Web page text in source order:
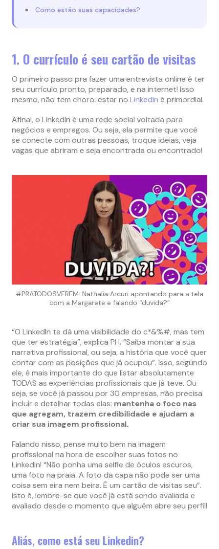
Como estão suas capacidades?
1. O currículo é seu cartão de visitas
O primeiro passo pra fazer uma entrevista online é ter
seu currículo pronto, preparado, e na internet! Isso
mesmo, não tem choro: estar no LinkedIn é primordial.
Afinal, o LinkedIn é uma rede social voltada para
negócios e empregos. Ou seja, ela permite que você
se conecte com outras pessoas, troque ideias, veja
vagas que abriram e seja encontrada ou encontrado!
#PRATODOSVEREM: Nathalia Arcuri apontando para a tela
com a Margarete e falando “duvida?”
“O LinkedIn te dá uma visibilidade do c*&%#, mas tem
que ter estratégia”, explica PH. “Saiba montar a sua
narrativa profissional, ou seja, a história que você quer
contar com as posições que já ocupou”. Isso, segundo
ele, é mais importante do que listar absolutamente
TODAS as experiências profissionais que já teve. Ou
seja, se você já passou por 30 empresas, não precisa
incluir e detalhar todas elas: mantenha o foco nas
que agregam, trazem credibilidade e ajudam a
criar sua imagem profissional.
Falando nisso, pense muito bem na imagem
profissional na hora de escolher suas fotos no
LinkedIn! “Não ponha uma selfie de óculos escuros,
uma foto na praia. A foto da capa não pode ser uma
coisa sem eira nem beira. É um cartão de visitas seu”.
Isto é, lembre-se que você já está sendo avaliada e
avaliado desde o momento que alguém abre seu perfil!
Aliás, como está seu Linkedin?